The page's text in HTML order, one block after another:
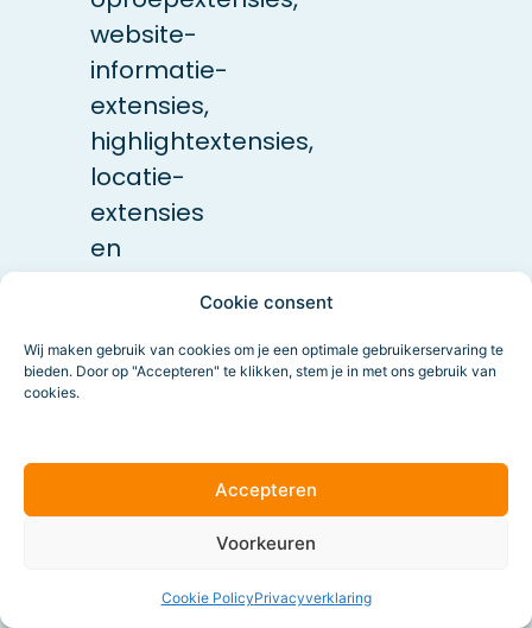
Cookie consent
Wij maken gebruik van cookies om je een optimale gebruikerservaring te
bieden. Door op "Accepteren" te klikken, stem je in met ons gebruik van
cookies.
Accepteren
Voorkeuren
Cookie PolicyPrivacyverklaring
website-
informatie-
extensies,
highlightextensies,
locatie-
extensies
en
prijsextensies.
De basis is
er
belangrijkste
instellingen van
jouw Google